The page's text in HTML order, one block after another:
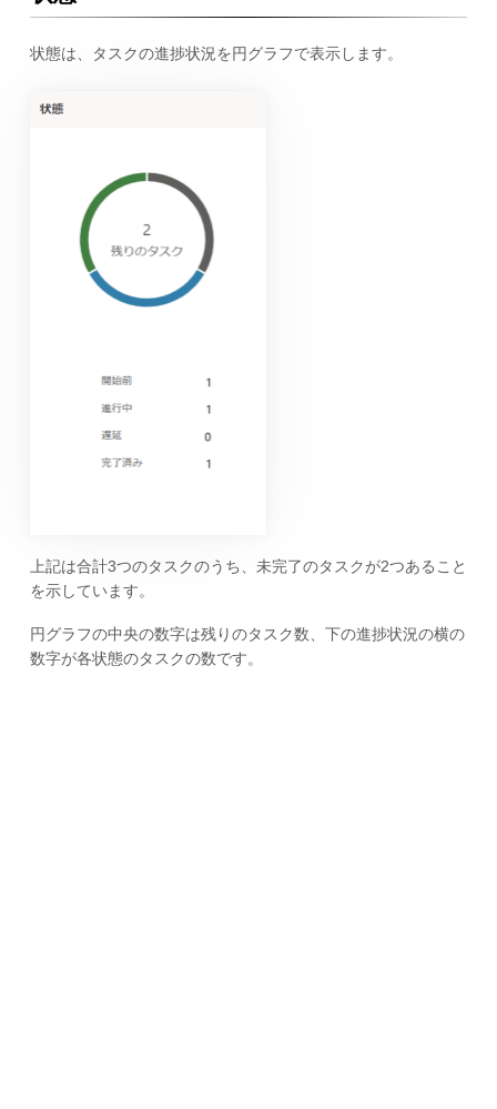
状態は、タスクの進捗状況を円グラフで表示します。
上記は合計3つのタスクのうち、未完了のタスクが2つあること
を示しています。
円グラフの中央の数字は残りのタスク数、下の進捗状況の横の
数字が各状態のタスクの数です。